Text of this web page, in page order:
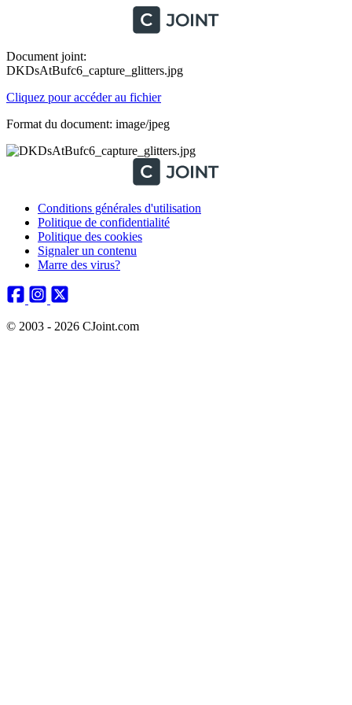
Document joint:
DKDsAtBufc6_capture_glitters.jpg
Cliquez pour accéder au fichier
Format du document: image/jpeg
Conditions générales d'utilisation
Politique de confidentialité
Politique des cookies
Signaler un contenu
Marre des virus?
© 2003 - 2026 CJoint.com